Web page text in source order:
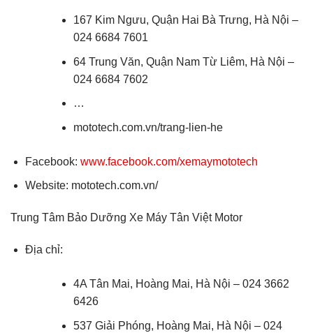
167 Kim Ngưu, Quận Hai Bà Trưng, Hà Nội –
024 6684 7601
64 Trung Văn, Quận Nam Từ Liêm, Hà Nội –
024 6684 7602
…
mototech.com.vn/trang-lien-he
Facebook: www.facebook.com/xemaymototech
Website: mototech.com.vn/
Trung Tâm Bảo Dưỡng Xe Máy Tân Việt Motor
Địa chỉ:
4A Tân Mai, Hoàng Mai, Hà Nội – 024 3662
6426
537 Giải Phóng, Hoàng Mai, Hà Nội – 024